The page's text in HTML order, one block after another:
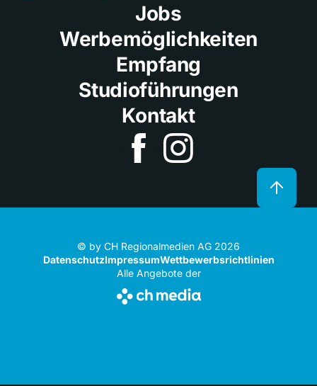
Jobs
Werbemöglichkeiten
Empfang
Studioführungen
Kontakt
© by CH Regionalmedien AG 2026
DatenschutzImpressumWettbewerbsrichtlinien
Alle Angebote der